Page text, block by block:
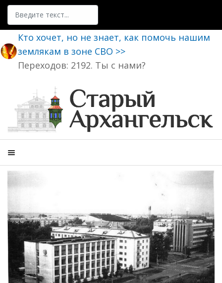
Поиск
Кто хочет, но не знает, как помочь нашим
землякам в зоне СВО >>
Переходов: 2192. Ты с нами?